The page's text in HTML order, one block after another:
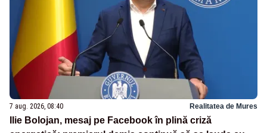
7 aug. 2026, 08:40 Realitatea de Mures
Ilie Bolojan, mesaj pe Facebook în plină criză